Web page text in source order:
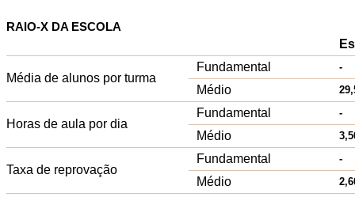
RAIO-X DA ESCOLA
Média de alunos por turma
Fundamental -
Médio
Horas de aula por dia
Fundamental -
Médio
Taxa de reprovação
Fundamental -
Médio